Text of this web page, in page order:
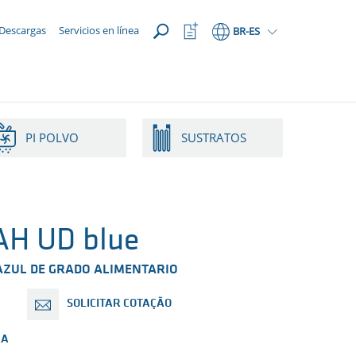
Descargas Servicios en línea BR-ES
Abrir
lista
PI POLVO SUSTRATOS
UD blue
DE GRADO ALIMENTARIO
SOLICITAR COTAÇÃO